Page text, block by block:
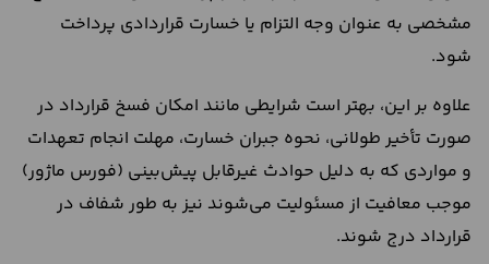
مشخصی به عنوان وجه التزام یا خسارت قراردادی پرداخت
شود.
علاوه بر این، بهتر است شرایطی مانند امکان فسخ قرارداد در
صورت تأخیر طولانی، نحوه جبران خسارت، مهلت انجام تعهدات
و مواردی که به دلیل حوادث غیرقابل پیش‌بینی (فورس ماژور)
موجب معافیت از مسئولیت می‌شوند نیز به طور شفاف در
قرارداد درج شوند.